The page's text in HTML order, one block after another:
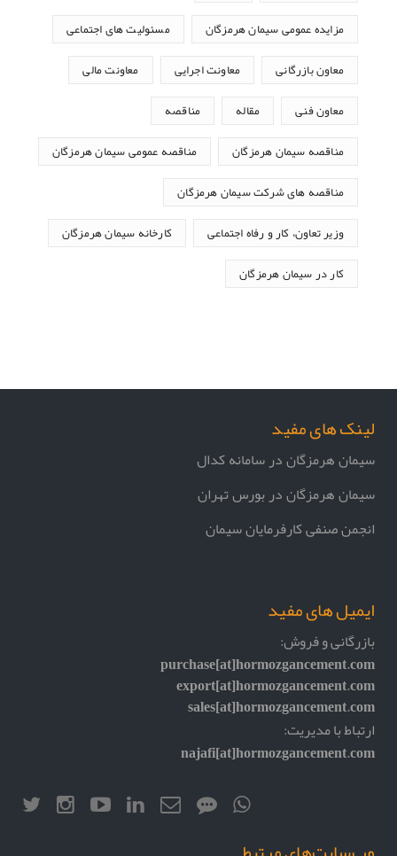
مزایده عمومی سیمان هرمزگان مسئولیت های اجتماعی
معاون بازرگانی معاونت اجرایی معاونت مالی
معاون فنی مقاله مناقصه
مناقصه سیمان هرمزگان مناقصه عمومی سیمان هرمزگان
مناقصه های شرکت سیمان هرمزگان
وزیر تعاون، کار و رفاه اجتماعی کارخانه سیمان هرمزگان
کار در سیمان هرمزگان
لینک های مفید
سیمان هرمزگان در سامانه کدال
سیمان هرمزگان در بورس تهران
انجمن صنفی کارفرمایان سیمان
ایمیل های مفید
بازرگانی و فروش:
purchase[at]hormozgancement.com
export[at]hormozgancement.com
sales[at]hormozgancement.com
ارتباط با مدیریت:
najafi[at]hormozgancement.com